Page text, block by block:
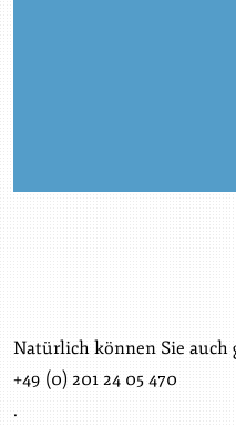
Natürlich können Sie auch
+49 (0) 201 24 05 470
.